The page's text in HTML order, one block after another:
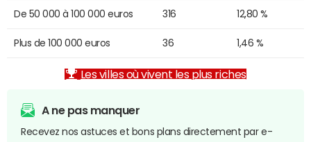
De 50 000 à 100 000 euros 316 12,80 %
Plus de 100 000 euros 36 1,46 %
Les villes où vivent les plus riches
A ne pas manquer
Recevez nos astuces et bons plans directement par e-